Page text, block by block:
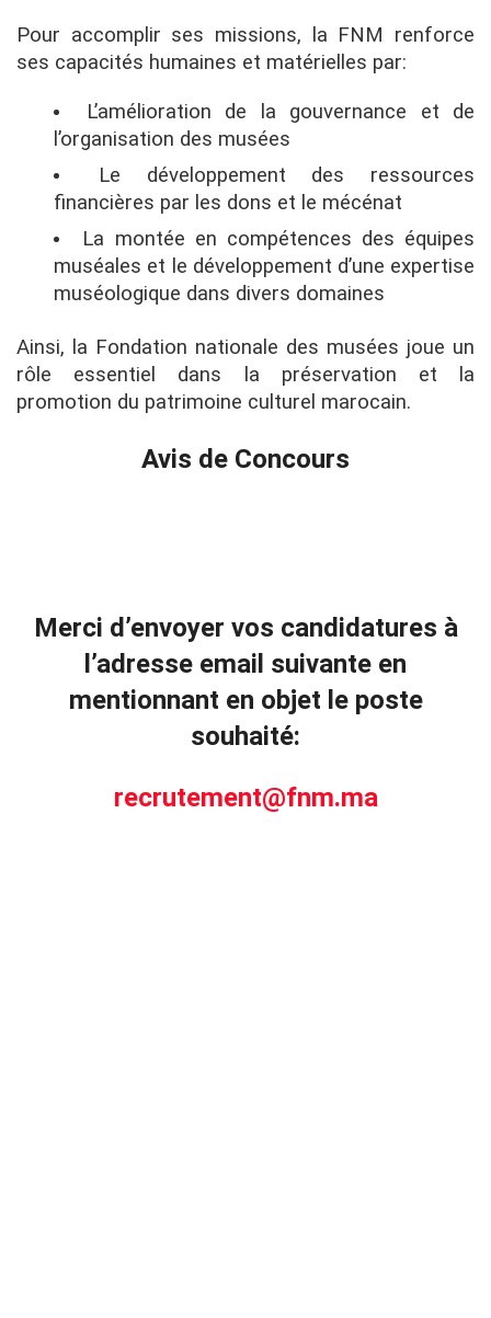
Pour accomplir ses missions, la FNM renforce
ses capacités humaines et matérielles par:
L’amélioration de la gouvernance et de
l’organisation des musées
Le développement des ressources
financières par les dons et le mécénat
La montée en compétences des équipes
muséales et le développement d’une expertise
muséologique dans divers domaines
Ainsi, la Fondation nationale des musées joue un
rôle essentiel dans la préservation et la
promotion du patrimoine culturel marocain.
Avis de Concours
Merci d’envoyer vos candidatures à
l’adresse email suivante en
mentionnant en objet le poste
souhaité:
recrutement@fnm.ma